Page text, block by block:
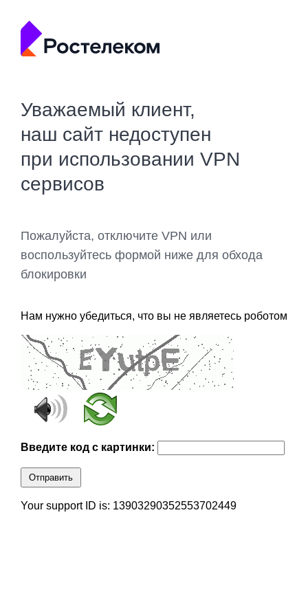
Уважаемый клиент,
наш сайт недоступен
при использовании VPN
сервисов
Пожалуйста, отключите VPN или
воспользуйтесь формой ниже для обхода
блокировки
Нам нужно убедиться, что вы не являетесь роботом
Введите код с картинки:
Отправить
Your support ID is: 13903290352553702449